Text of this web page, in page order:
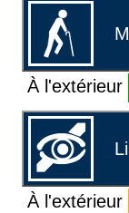
À l'extérieur
À l'extérieur